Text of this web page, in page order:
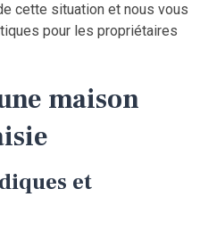
cette situation et nous vous
pour les propriétaires
maison
et